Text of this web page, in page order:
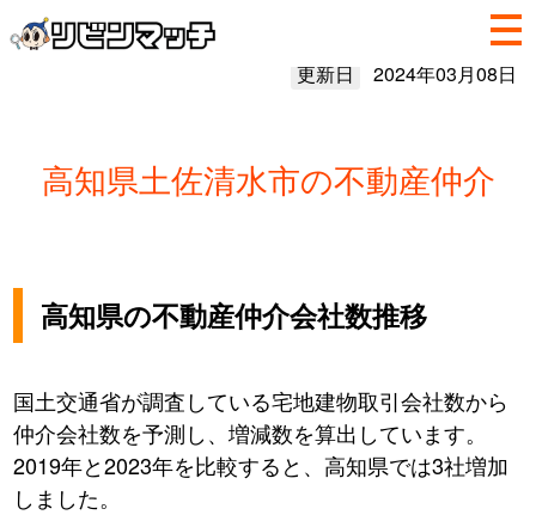
更新日 2024年03月08日
高知県土佐清水市の不動産仲介
高知県の不動産仲介会社数推移
国土交通省が調査している宅地建物取引会社数から
仲介会社数を予測し、増減数を算出しています。
2019年と2023年を比較すると、高知県では3社増加
しました。